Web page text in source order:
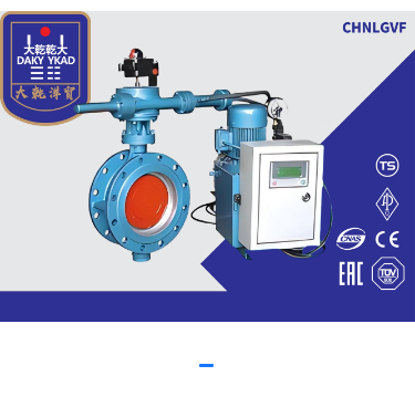
Valve Products
Valve News
Contact Us